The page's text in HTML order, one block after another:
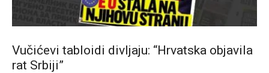
Vučićevi tabloidi divljaju: “Hrvatska objavila
rat Srbiji”